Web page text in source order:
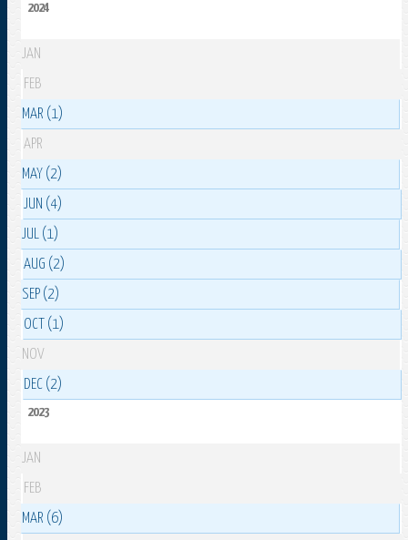
2024
JAN
FEB
MAR (1)
APR
MAY (2)
JUN (4)
JUL (1)
AUG (2)
SEP (2)
OCT (1)
NOV
DEC (2)
2023
JAN
FEB
MAR (6)